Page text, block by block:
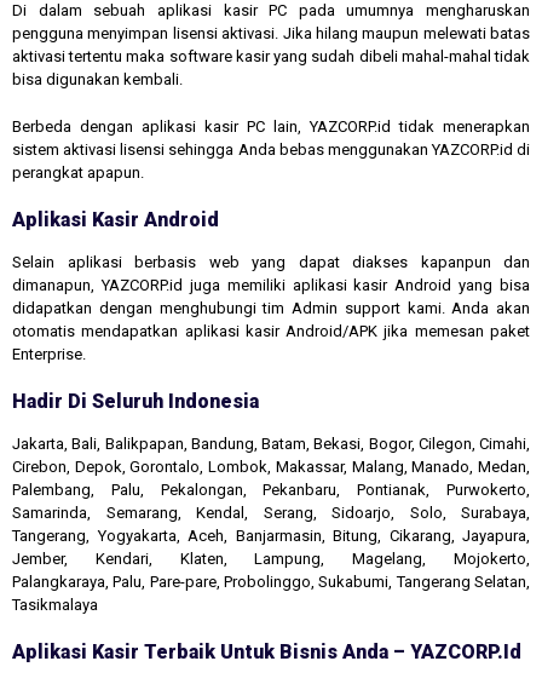
Di dalam sebuah aplikasi kasir PC pada umumnya mengharuskan
pengguna menyimpan lisensi aktivasi. Jika hilang maupun melewati batas
aktivasi tertentu maka software kasir yang sudah dibeli mahal-mahal tidak
bisa digunakan kembali.
Berbeda dengan aplikasi kasir PC lain, YAZCORP.id tidak menerapkan
sistem aktivasi lisensi sehingga Anda bebas menggunakan YAZCORP.id di
perangkat apapun.
Aplikasi Kasir Android
Selain aplikasi berbasis web yang dapat diakses kapanpun dan
dimanapun, YAZCORP.id juga memiliki aplikasi kasir Android yang bisa
didapatkan dengan menghubungi tim Admin support kami. Anda akan
otomatis mendapatkan aplikasi kasir Android/APK jika memesan paket
Enterprise.
Hadir Di Seluruh Indonesia
Jakarta, Bali, Balikpapan, Bandung, Batam, Bekasi, Bogor, Cilegon, Cimahi,
Cirebon, Depok, Gorontalo, Lombok, Makassar, Malang, Manado, Medan,
Palembang, Palu, Pekalongan, Pekanbaru, Pontianak, Purwokerto,
Samarinda, Semarang, Kendal, Serang, Sidoarjo, Solo, Surabaya,
Tangerang, Yogyakarta, Aceh, Banjarmasin, Bitung, Cikarang, Jayapura,
Jember, Kendari, Klaten, Lampung, Magelang, Mojokerto,
Palangkaraya, Palu, Pare-pare, Probolinggo, Sukabumi, Tangerang Selatan,
Tasikmalaya
Aplikasi Kasir Terbaik Untuk Bisnis Anda – YAZCORP.id